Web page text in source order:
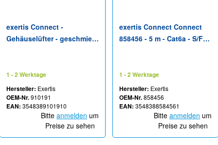
exertis Connect -
Gehäuselüfter - geschmiert
1 - 2 Werktage
Hersteller: Exertis
OEM-Nr.910191
EAN: 3548389101910
Bitteanmelden um
Preise zu sehen
exertis Connect Connect
858456 - 5 m - Cat6a - S/FTP
1 - 2 Werktage
Hersteller: Exertis
OEM-Nr.858456
EAN: 3548388584561
Bitteanmelden um
Preise zu sehen